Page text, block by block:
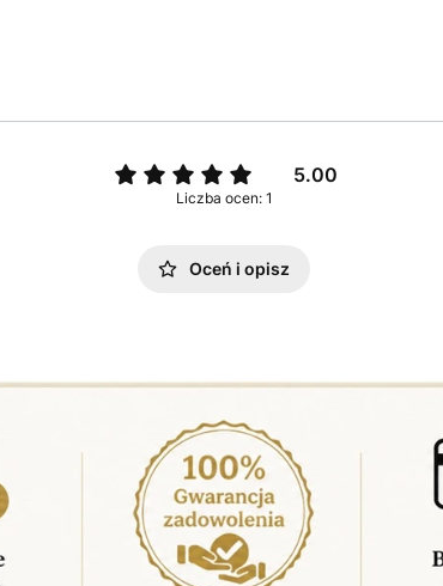
5.00
Liczba ocen: 1
Oceń i opisz